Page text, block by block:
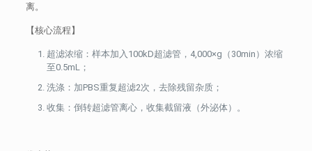
离。
【核心流程】
超滤浓缩：样本加入100kD超滤管，4,000×g（30min）浓缩
至0.5mL；
洗涤：加PBS重复超滤2次，去除残留杂质；
收集：倒转超滤管离心，收集截留液（外泌体）。